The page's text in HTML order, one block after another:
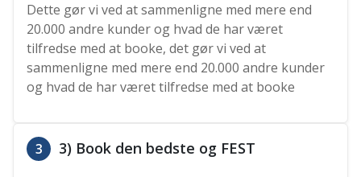
Dette gør vi ved at sammenligne med mere end
20.000 andre kunder og hvad de har været
tilfredse med at booke, det gør vi ved at
sammenligne med mere end 20.000 andre kunder
og hvad de har været tilfredse med at booke
3 3) Book den bedste og FEST